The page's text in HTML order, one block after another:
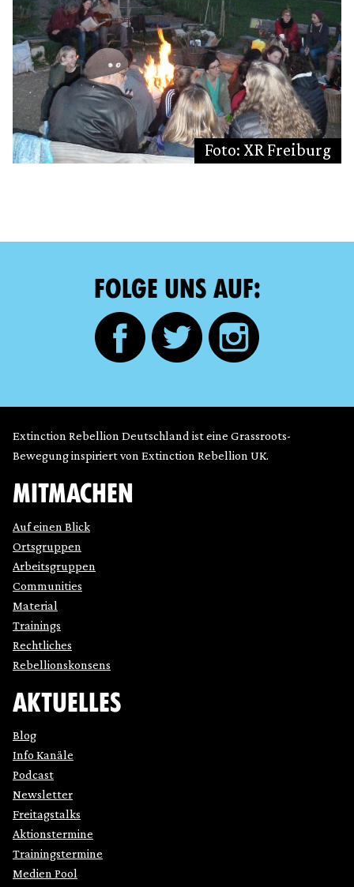
Foto: XR Freiburg
FOLGE UNS AUF:
Extinction Rebellion Deutschland ist eine Grassroots-
Bewegung inspiriert von Extinction Rebellion UK.
MITMACHEN
Auf einen Blick
Ortsgruppen
Arbeitsgruppen
Communities
Material
Trainings
Rechtliches
Rebellionskonsens
AKTUELLES
Blog
Info Kanäle
Podcast
Newsletter
Freitagstalks
Aktionstermine
Trainingstermine
Medien Pool